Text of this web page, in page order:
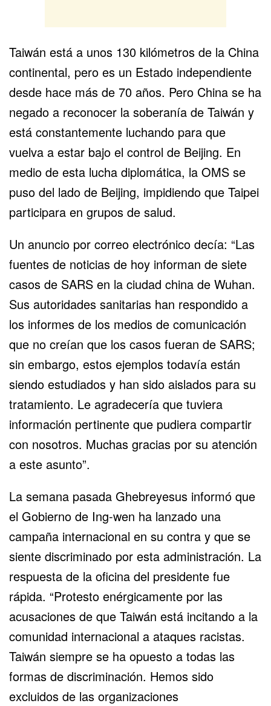
Taiwán está a unos 130 kilómetros de la China
continental, pero es un Estado independiente
desde hace más de 70 años. Pero China se ha
negado a reconocer la soberanía de Taiwán y
está constantemente luchando para que
vuelva a estar bajo el control de Beijing. En
medio de esta lucha diplomática, la OMS se
puso del lado de Beijing, impidiendo que Taipei
participara en grupos de salud.
Un anuncio por correo electrónico decía: “Las
fuentes de noticias de hoy informan de siete
casos de SARS en la ciudad china de Wuhan.
Sus autoridades sanitarias han respondido a
los informes de los medios de comunicación
que no creían que los casos fueran de SARS;
sin embargo, estos ejemplos todavía están
siendo estudiados y han sido aislados para su
tratamiento. Le agradecería que tuviera
información pertinente que pudiera compartir
con nosotros. Muchas gracias por su atención
a este asunto”.
La semana pasada Ghebreyesus informó que
el Gobierno de Ing-wen ha lanzado una
campaña internacional en su contra y que se
siente discriminado por esta administración. La
respuesta de la oficina del presidente fue
rápida. “Protesto enérgicamente por las
acusaciones de que Taiwán está incitando a la
comunidad internacional a ataques racistas.
Taiwán siempre se ha opuesto a todas las
formas de discriminación. Hemos sido
excluidos de las organizaciones